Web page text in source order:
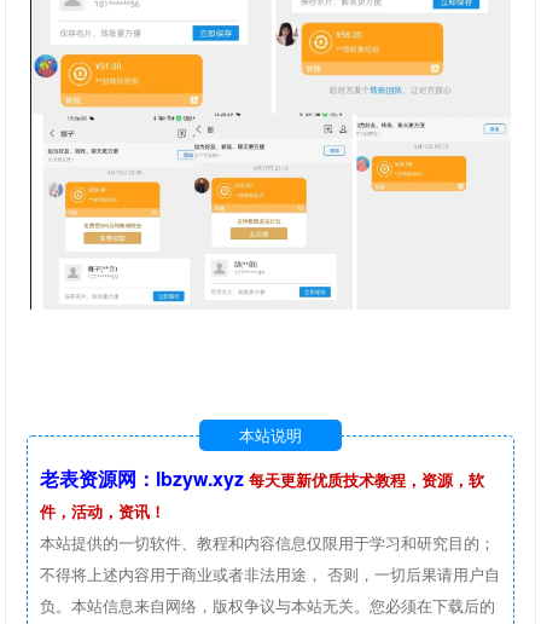
本站说明
老表资源网：lbzyw.xyz 每天更新优质技术教程，资源，软
件，活动，资讯！
本站提供的一切软件、教程和内容信息仅限用于学习和研究目的；
不得将上述内容用于商业或者非法用途， 否则，一切后果请用户自
负。本站信息来自网络，版权争议与本站无关。您必须在下载后的